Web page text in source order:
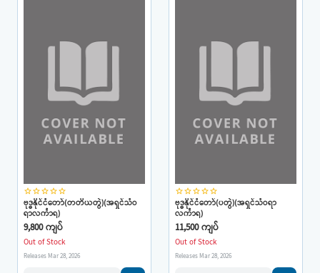
star_borderstar_borderstar_borderstar_borderstar_border
ဗုဒ္ဓနိုင်ငံတော်(တတိယတွဲ)(အရှင်သံဝ
ရာလင်္ကာရ)
9,800 ကျပ်
Out of Stock
Releases Mar 28, 2026
star_borderstar_borderstar_borderstar_borderstar_border
ဗုဒ္ဓနိုင်ငံတော်(ပတွဲ)(အရှင်သံဝရာ
လင်္ကာရ)
11,500 ကျပ်
Out of Stock
Releases Mar 28, 2026